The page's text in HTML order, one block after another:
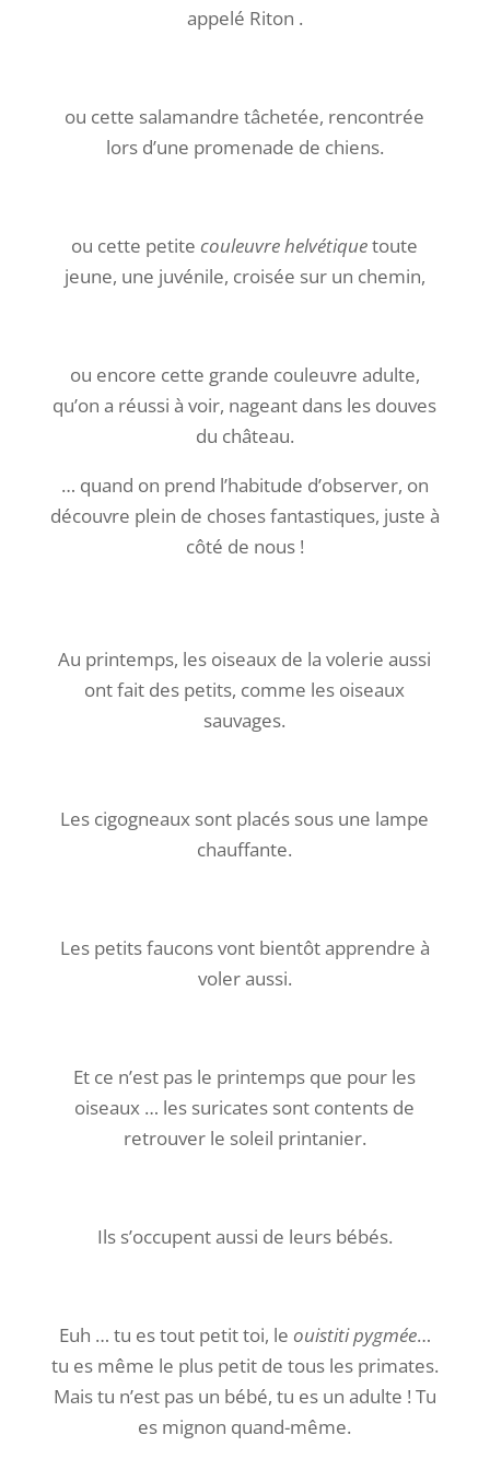
appelé Riton .
ou cette salamandre tâchetée, rencontrée
lors d’une promenade de chiens.
ou cette petite couleuvre helvétiquetoute
jeune, une juvénile, croisée sur un chemin,
ou encore cette grande couleuvre adulte,
qu’on a réussi à voir, nageant dans les douves
du château.
… quand on prend l’habitude d’observer, on
découvre plein de choses fantastiques, juste à
côté de nous !
Au printemps, les oiseaux de la volerie aussi
ont fait des petits, comme les oiseaux
sauvages.
Les cigogneaux sont placés sous une lampe
chauffante.
Les petits faucons vont bientôt apprendre à
voler aussi.
Et ce n’est pas le printemps que pour les
oiseaux … les suricates sont contents de
retrouver le soleil printanier.
Ils s’occupent aussi de leurs bébés.
Euh … tu es tout petit toi, le ouistiti pygmée…
tu es même le plus petit de tous les primates.
Mais tu n’est pas un bébé, tu es un adulte ! Tu
es mignon quand-même.